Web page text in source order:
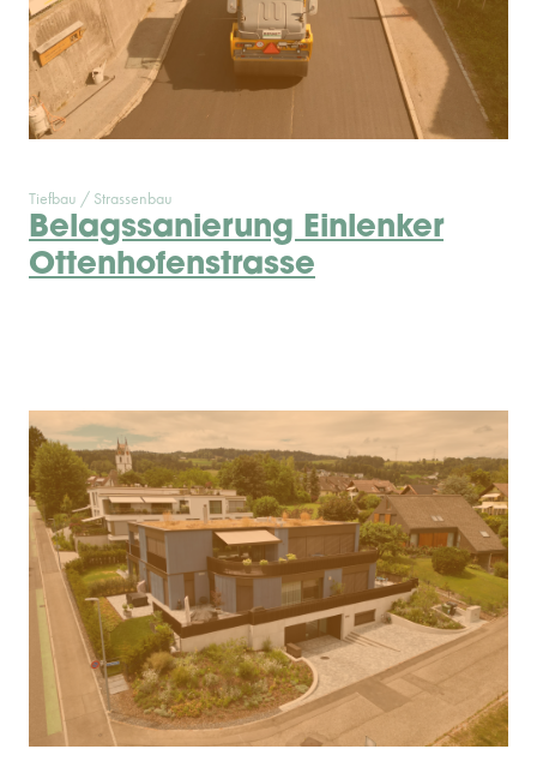
Tiefbau / Strassenbau
Belagssanierung Einlenker
Ottenhofenstrasse